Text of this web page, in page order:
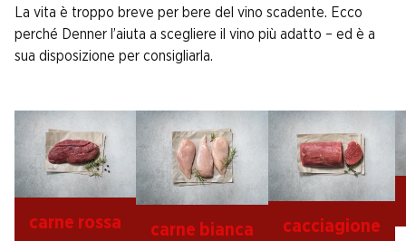
La vita è troppo breve per bere del vino scadente. Ecco
perché Denner l’aiuta a scegliere il vino più adatto – ed è a
sua disposizione per consigliarla.
carne rossa carne bianca cacciagione